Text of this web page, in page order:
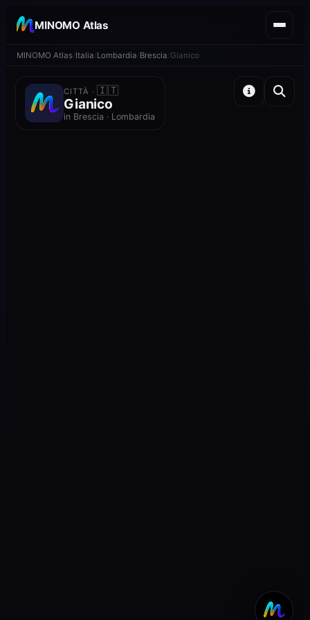
MINOMO Atlas
MINOMO Atlas Italia Lombardia Brescia Gianico
CITTÀ ·🇮🇹
Gianico
in Brescia · Lombardia